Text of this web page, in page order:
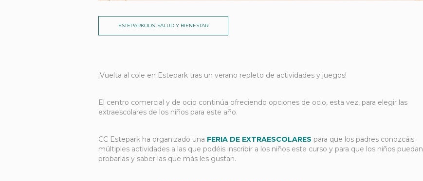
ESTEPARKODS: SALUD Y BIENESTAR
¡Vuelta al cole en Estepark tras un verano repleto de actividades y juegos!
El centro comercial y de ocio continúa ofreciendo opciones de ocio, esta vez, para elegir las
extraescolares de los niños para este año.
CC Estepark ha organizado una FERIA DE EXTRAESCOLARES para que los padres conozcáis
múltiples actividades a las que podéis inscribir a los niños este curso y para que los niños puedan
probarlas y saber las que más les gustan.